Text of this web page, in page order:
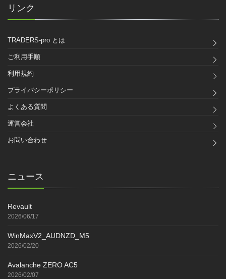
リンク
TRADERS-pro とは
ご利用手順
利用規約
プライバシーポリシー
よくある質問
運営会社
お問い合わせ
ニュース
Revault
2026/06/17
WinMaxV2_AUDNZD_M5
2026/02/20
Avalanche ZERO AC5
2026/02/07